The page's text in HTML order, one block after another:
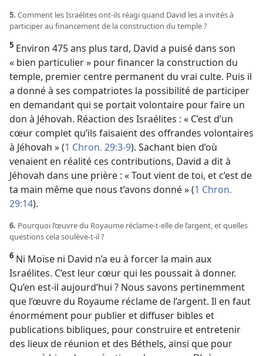
5. Comment les Israélites ont-​ils réagi quand David les a invités à
participer au financement de la construction du temple ?
5 Environ 475 ans plus tard, David a puisé dans son
« bien particulier » pour financer la construction du
temple, premier centre permanent du vrai culte. Puis il
a donné à ses compatriotes la possibilité de participer
en demandant qui se portait volontaire pour faire un
don à Jéhovah. Réaction des Israélites : « C’est d’un
cœur complet qu’ils faisaient des offrandes volontaires
à Jéhovah » (1 Chron. 29:3-9). Sachant bien d’où
venaient en réalité ces contributions, David a dit à
Jéhovah dans une prière : « Tout vient de toi, et c’est de
ta main même que nous t’avons donné » (1 Chron.
29:14).
6. Pourquoi l’œuvre du Royaume réclame-​t-​elle de l’argent, et quelles
questions cela soulève-​t-​il ?
6 Ni Moïse ni David n’a eu à forcer la main aux
Israélites. C’est leur cœur qui les poussait à donner.
Qu’en est-​il aujourd’hui ? Nous savons pertinemment
que l’œuvre du Royaume réclame de l’argent. Il en faut
énormément pour publier et diffuser bibles et
publications bibliques, pour construire et entretenir
des lieux de réunion et des Béthels, ainsi que pour